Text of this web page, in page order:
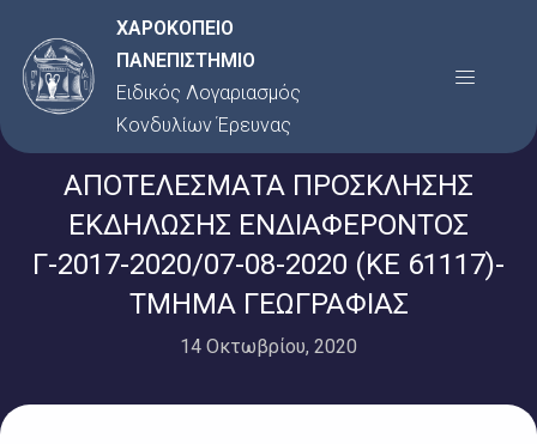
στο
περιεχόμενο
ΧΑΡΟΚΟΠΕΙΟ
ΠΑΝΕΠΙΣΤΗΜΙΟ
Ειδικός Λογαριασμός
Κονδυλίων Έρευνας
Menu
ΑΠΟΤΕΛΕΣΜΑΤΑ ΠΡΟΣΚΛΗΣΗΣ
ΕΚΔΗΛΩΣΗΣ ΕΝΔΙΑΦΕΡΟΝΤΟΣ
Γ-2017-2020/07-08-2020 (ΚΕ 61117)-
ΤΜΗΜΑ ΓΕΩΓΡΑΦΙΑΣ
14 Οκτωβρίου, 2020